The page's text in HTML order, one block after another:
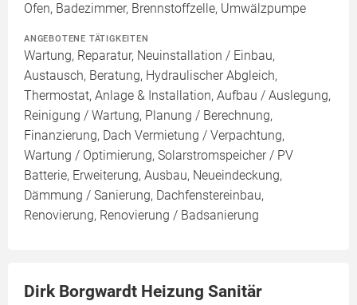
Ofen, Badezimmer, Brennstoffzelle, Umwälzpumpe
ANGEBOTENE TÄTIGKEITEN
Wartung, Reparatur, Neuinstallation / Einbau,
Austausch, Beratung, Hydraulischer Abgleich,
Thermostat, Anlage & Installation, Aufbau / Auslegung,
Reinigung / Wartung, Planung / Berechnung,
Finanzierung, Dach Vermietung / Verpachtung,
Wartung / Optimierung, Solarstromspeicher / PV
Batterie, Erweiterung, Ausbau, Neueindeckung,
Dämmung / Sanierung, Dachfenstereinbau,
Renovierung, Renovierung / Badsanierung
Dirk Borgwardt Heizung Sanitär